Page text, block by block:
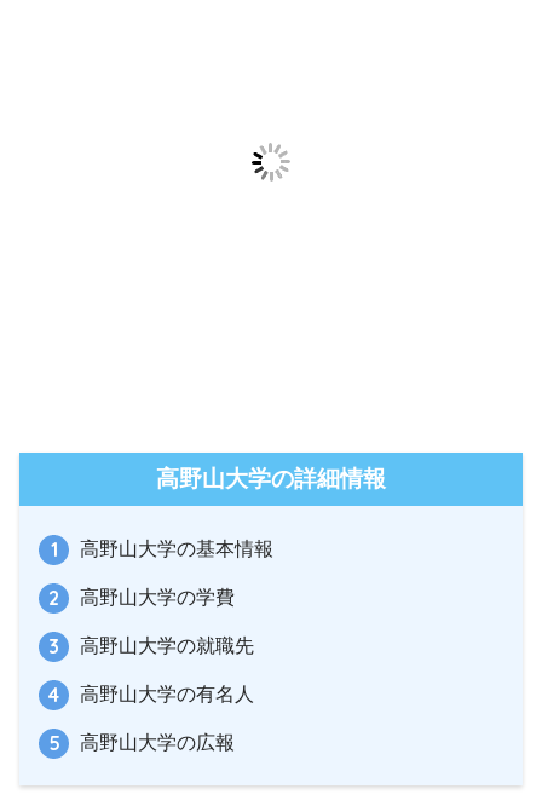
高野山大学の詳細情報
高野山大学の基本情報
高野山大学の学費
高野山大学の就職先
高野山大学の有名人
高野山大学の広報